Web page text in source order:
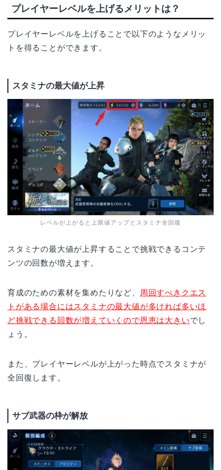
プレイヤーレベルを上げるメリットは？
プレイヤーレベルを上げることで以下のようなメリッ
トを得ることができます。
スタミナの最大値が上昇
レベルが上がると上限値アップとスタミナ全回復
スタミナの最大値が上昇することで挑戦できるコンテ
ンツの回数が増えます。
育成のための素材を集めたりなど、
周回すべきクエス
トがある場合にはスタミナの最大値が多ければ多いほ
ど挑戦できる回数が増えていくので恩恵は大きいでし
ょう。
また、プレイヤーレベルが上がった時点でスタミナが
全回復します。
サブ武器の枠が解放